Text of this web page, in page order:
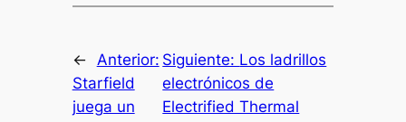
← Anterior:
Starfield
juega un
Siguiente: Los ladrillos
electrónicos de
Electrified Thermal